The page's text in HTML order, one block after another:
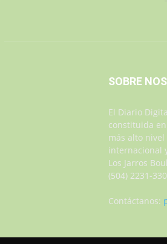
SOBRE
El Diario
constituida
más alto
internacional
Los Jarros
(504) 2231-
Contáctanos: